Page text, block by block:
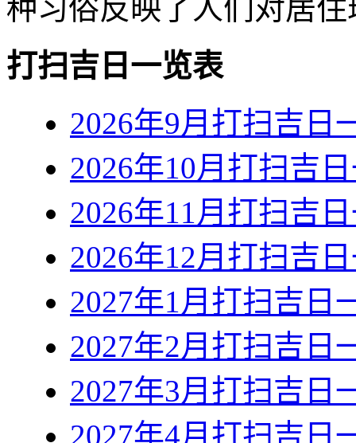
种习俗反映了人们对居
打扫吉日一览表
2026年9月打扫吉日
2026年10月打扫吉
2026年11月打扫吉
2026年12月打扫吉
2027年1月打扫吉日
2027年2月打扫吉日
2027年3月打扫吉日
2027年4月打扫吉日